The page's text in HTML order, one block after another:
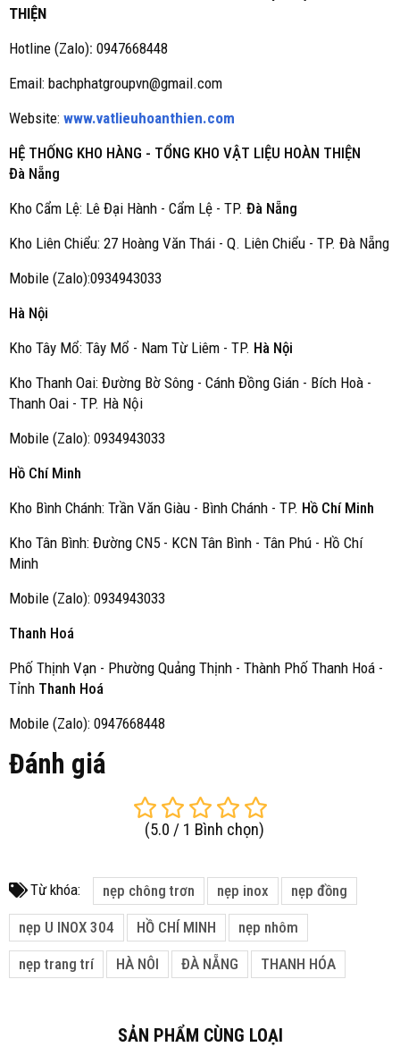
THIỆN
Hotline (Zalo): 0947668448
Email: bachphatgroupvn@gmail.com
Website: www.vatlieuhoanthien.com
HỆ THỐNG KHO HÀNG - TỔNG KHO VẬT LIỆU HOÀN THIỆN
Đà Nẵng
Kho Cẩm Lệ: Lê Đại Hành - Cẩm Lệ - TP. Đà Nẵng
Kho Liên Chiểu: 27 Hoàng Văn Thái - Q. Liên Chiểu - TP. Đà Nẵng
Mobile (Zalo):0934943033
Hà Nội
Kho Tây Mổ: Tây Mổ - Nam Từ Liêm - TP. Hà Nội
Kho Thanh Oai: Đường Bờ Sông - Cánh Đồng Gián - Bích Hoà -
Thanh Oai - TP. Hà Nội
Mobile (Zalo): 0934943033
Hồ Chí Minh
Kho Bình Chánh: Trần Văn Giàu - Bình Chánh - TP. Hồ Chí Minh
Kho Tân Bình: Đường CN5 - KCN Tân Bình - Tân Phú - Hồ Chí
Minh
Mobile (Zalo): 0934943033
Thanh Hoá
Phố Thịnh Vạn - Phường Quảng Thịnh - Thành Phố Thanh Hoá -
Tỉnh Thanh Hoá
Mobile (Zalo): 0947668448
Đánh giá
(5.0 / 1 Bình chọn)
Từ khóa: nẹp chông trơn nẹp inox nẹp đồng
nẹp U INOX 304 HỒ CHÍ MINH nẹp nhôm
nẹp trang trí HÀ NÔI ĐÀ NẴNG THANH HÓA
SẢN PHẨM CÙNG LOẠI